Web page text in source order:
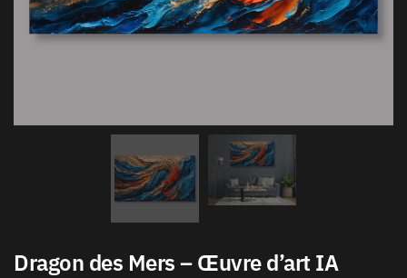
Dragon des Mers – Œuvre d’art IA